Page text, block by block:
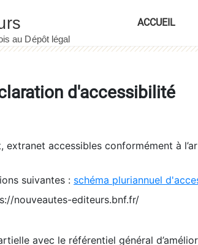
ACCUEIL
d'accessibilité
extranet accessibles conformément à
suivantes : schéma pluriannuel
nouveautes-editeurs.bnf.fr/
avec le référentiel général